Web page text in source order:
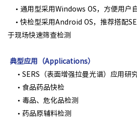
• 通用型采用Windows OS，方便用户
• 快检型采用Android OS，推荐搭配
于现场快速筛查检测
典型应用（Applications）
• SERS（表面增强拉曼光谱）应用研
• 食品药品快检
• 毒品、危化品检测
• 药品原辅料检测